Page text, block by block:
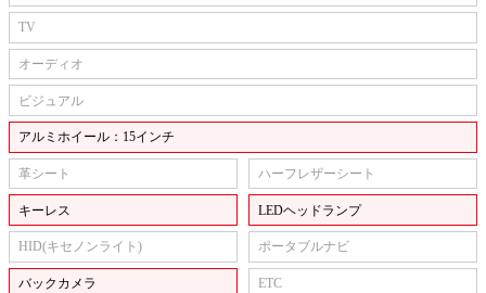
TV
オーディオ
ビジュアル
アルミホイール：15インチ
革シート ハーフレザーシート
キーレス LEDヘッドランプ
HID(キセノンライト) ポータブルナビ
バックカメラ ETC